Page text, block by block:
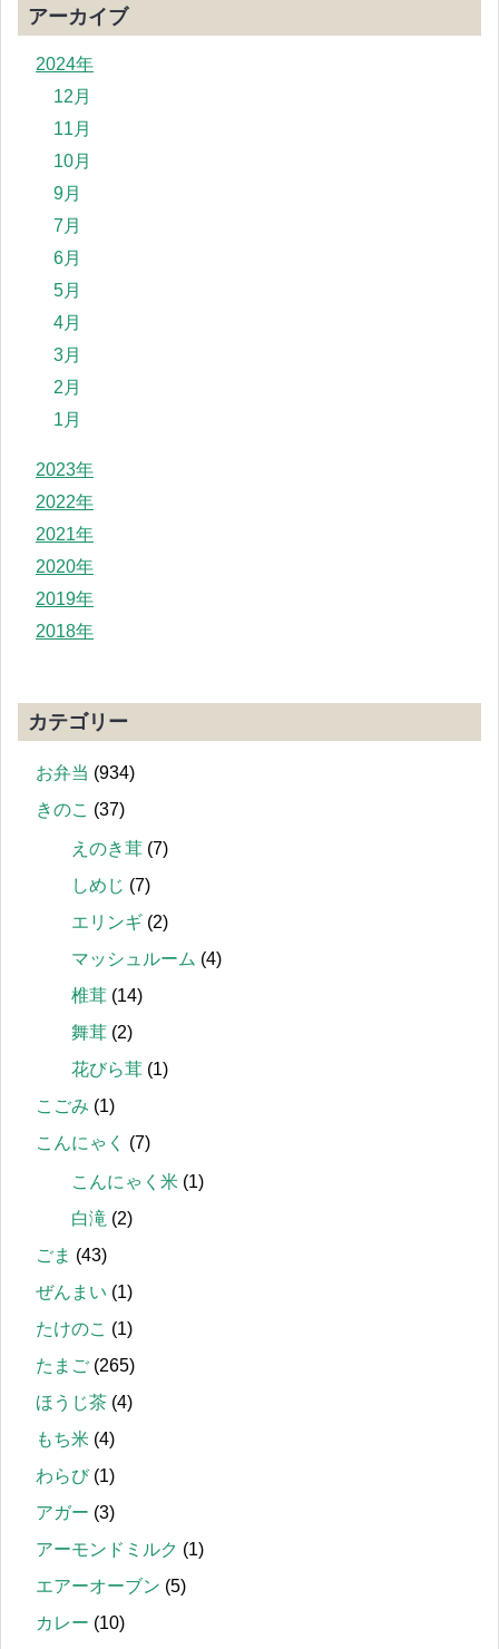
アーカイブ
2024年
12月
11月
10月
9月
7月
6月
5月
4月
3月
2月
1月
2023年
2022年
2021年
2020年
2019年
2018年
カテゴリー
お弁当 (934)
きのこ (37)
えのき茸 (7)
しめじ (7)
エリンギ (2)
マッシュルーム (4)
椎茸 (14)
舞茸 (2)
花びら茸 (1)
こごみ (1)
こんにゃく
(7)
こんにゃく米 (1)
白滝 (2)
ごま (43)
ぜんまい (1)
たけのこ (1)
たまご (265)
ほうじ茶 (4)
もち米 (4)
わらび(1)
アガー (3)
アーモンドミルク (1)
エアーオーブン (5)
カレー (10)